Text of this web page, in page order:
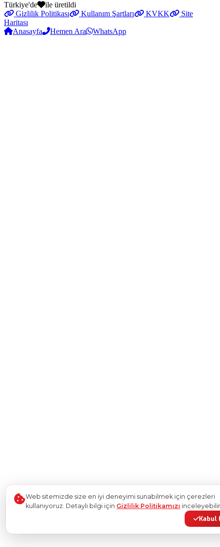
Türkiye'de
ile üretildi
Gizlilik Politikası
Kullanım Şartları KVKK
Site
Haritası
Anasayfa
Hemen Ara WhatsApp
Web sitemizde size en iyi deneyimi sunabilmek için çerezleri
kullanıyoruz. Detaylı bilgi için Gizlilik Politikamızı
Kabul